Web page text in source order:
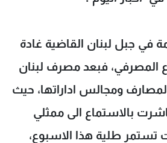
في جبل لبنان القاضية غادة
المصرفي، فبعد مصرف لبنان
ومجالس اداراتها، حيث
بالاستماع الى ممثلي
طلية هذا الاسبوع،
وظائف
شروط الإسـتخدام
سياسة الخصوصية